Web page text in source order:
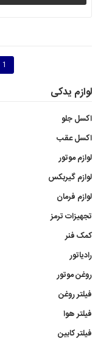
لوازم یدکی
اکسل جلو
اکسل عقب
لوازم موتور
لوازم گیربکس
لوازم فرمان
تجهیزات ترمز
کمک فنر
رادیاتور
روغن موتور
فیلتر روغن
فیلتر هوا
فیلتر کابین
1